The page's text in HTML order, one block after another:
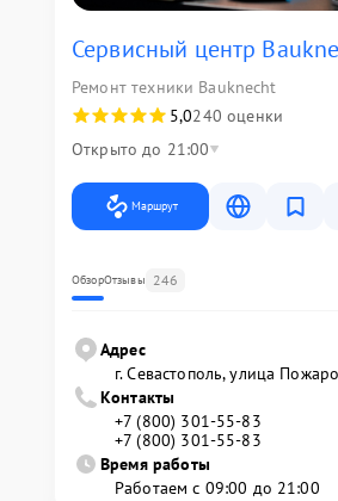
Сервисный центр
Ремонт техники Bauknecht
5,0240 оценки
Открыто до 21:00
Маршрут
ОбзорОтзывы 246
Адрес
г. Севастополь, улица
Контакты
+7 (800) 301-55-83
+7 (800) 301-55-83
Время работы
Работаем с 09:00 до 21:00